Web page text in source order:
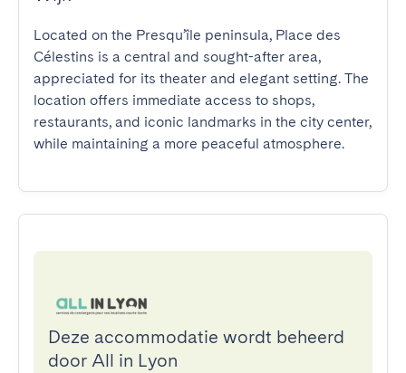
Located on the Presqu’île peninsula, Place des
Célestins is a central and sought-after area,
appreciated for its theater and elegant setting. The
location offers immediate access to shops,
restaurants, and iconic landmarks in the city center,
while maintaining a more peaceful atmosphere.
Deze accommodatie wordt beheerd
door All in Lyon